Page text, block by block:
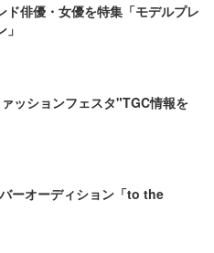
ド俳優・女優を特集「モデルプレ
ッションフェスタ"TGC情報を
ーオーディション「to the